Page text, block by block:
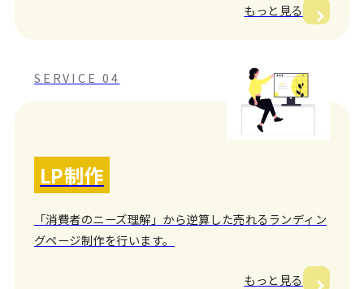
もっと見る
SERVICE 04
LP制作
「消費者のニーズ理解」から逆算した売れるランディン
グページ制作を行います。
もっと見る